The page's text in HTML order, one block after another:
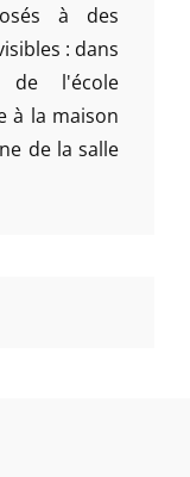
à des
: dans
de l'école
à la maison
de la salle